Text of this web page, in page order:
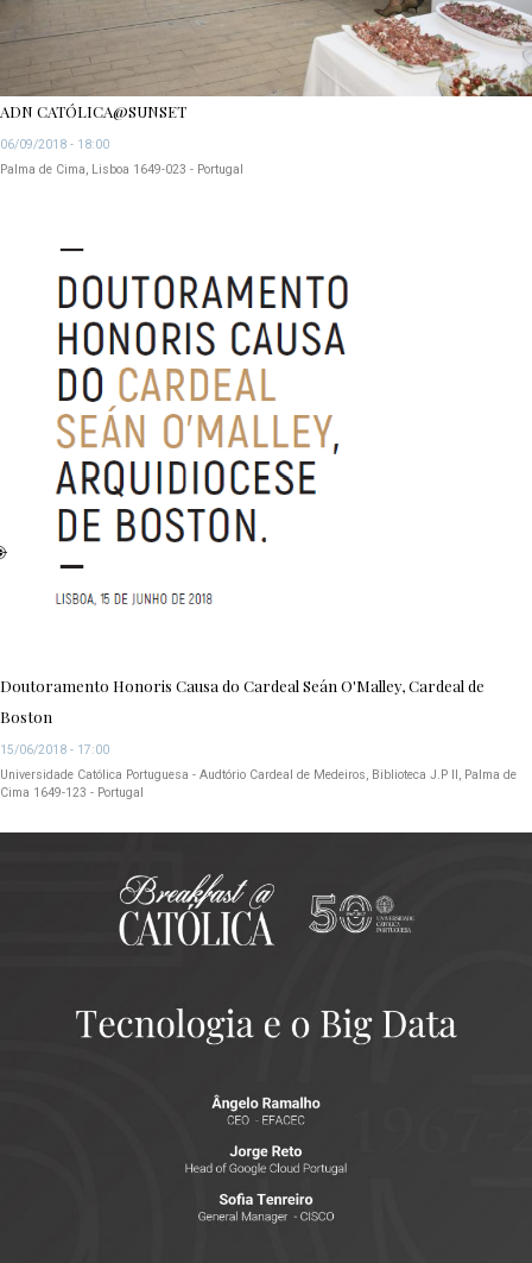
ADN CATÓLICA@SUNSET
06/09/2018 - 18:00
Palma de Cima, Lisboa 1649-023 - Portugal
Doutoramento Honoris Causa do Cardeal Seán O'Malley, Cardeal de
Boston
15/06/2018 - 17:00
Universidade Católica Portuguesa - Audtório Cardeal de Medeiros, Biblioteca J.P II, Palma de
Cima 1649-123 - Portugal